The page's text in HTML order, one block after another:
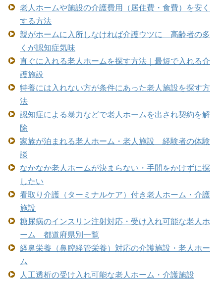
老人ホームや施設の介護費用（居住費・食費）を安く
する方法
親がホームに入所しなければ介護ウツに 高齢者の多
くが認知症気味
直ぐに入れる老人ホームを探す方法｜最短で入れる介
護施設
特養には入れない方が条件にあった老人施設を探す方
法
認知症による暴力などで老人ホームを出され契約を解
除
家族が泊まれる老人ホーム・老人施設 経験者の体験
談
なかなか老人ホームが決まらない・手間をかけずに探
したい
看取り介護（ターミナルケア）付き老人ホーム・介護
施設
糖尿病のインスリン注射対応・受け入れ可能な老人ホ
ーム 都道府県別一覧
経鼻栄養（鼻腔経管栄養）対応の介護施設・老人ホー
ム
人工透析の受け入れ可能な老人ホーム・介護施設